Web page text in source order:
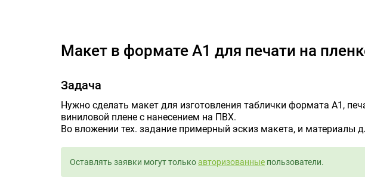
Макет в формате А1 для печати на
Задача
Нужно сделать макет для изготовления таблички формата А1,
виниловой плене с нанесением на ПВХ.
Во вложении тех. задание примерный эскиз макета, и материалы
Оставлять заявки могут толькоавторизованные пользователи.